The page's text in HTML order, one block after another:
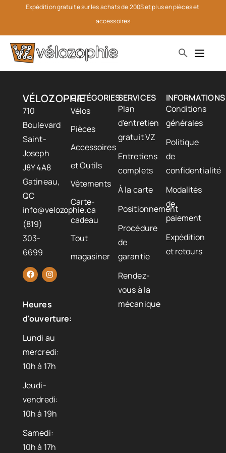
Expédition gratuite sur les achats de 200$ et plus en pièces et
accessoires
VÉLOZOPHIE
710
Boulevard
Saint-
Joseph
J8Y 4A8
Gatineau,
QC
info@velozophie.ca
(819)
303-
6699
Heures
d'ouverture:
Lundi au
mercredi:
10h à 17h
Jeudi-
vendredi:
10h à 19h
Samedi:
10h à 17h
CATÉGORIES
Vélos
Pièces
Accessoires
et Outils
Vêtements
Carte-
cadeau
Tout
magasiner
SERVICES
Plan
d'entretien
gratuit VZ
Entretiens
complets
À la carte
Positionnement
Procédure
de
garantie
Rendez-
vous à la
mécanique
INFORMATIONS
Conditions
générales
Politique
de
confidentialité
Modalités
de
paiement
Expédition
et retours